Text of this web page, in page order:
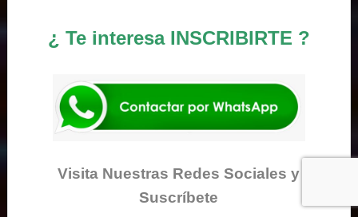
¿ Te interesa INSCRIBIRTE ?
Visita Nuestras Redes Sociales y
Suscríbete